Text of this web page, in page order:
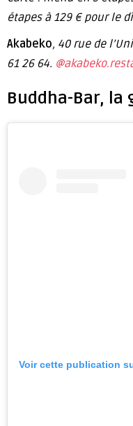
étapes à 129 € pour le
Akabeko, 40 rue de
61 26 64.
Buddha-Bar, la
Voir cette publication